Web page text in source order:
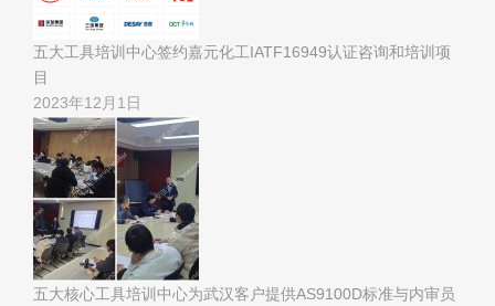
五大工具培训中心签约嘉元化工IATF16949认证咨询和培训项
目
2023年12月1日
五大核心工具培训中心为武汉客户提供AS9100D标准与内审员